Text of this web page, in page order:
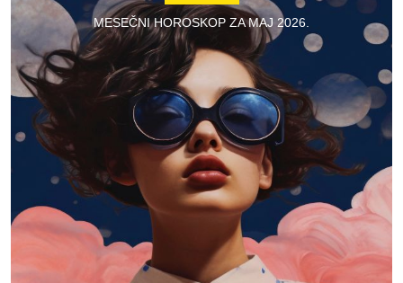
MESEČNI HOROSKOP ZA MAJ 2026.